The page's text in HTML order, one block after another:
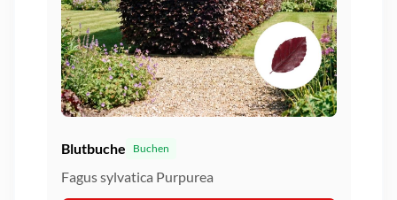
Blutbuche Buchen
Fagus sylvatica Purpurea